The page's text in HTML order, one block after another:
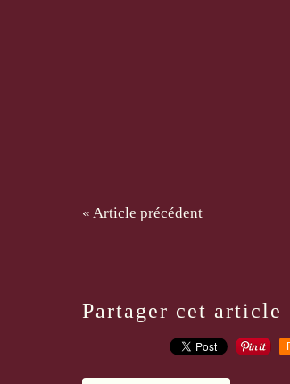
« Article précédent
Partager cet article